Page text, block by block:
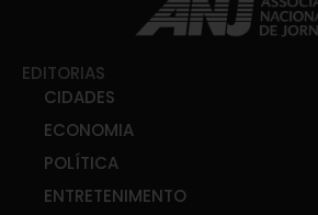
EDITORIAS
CIDADES
ECONOMIA
POLÍTICA
ENTRETENIMENTO